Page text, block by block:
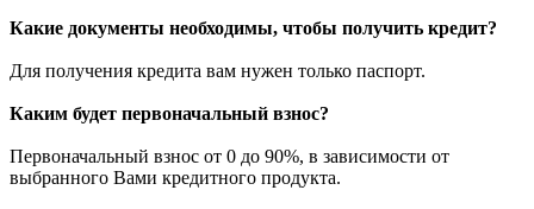
Какие документы необходимы, чтобы получить кредит?
Для получения кредита вам нужен только паспорт.
Каким будет первоначальный взнос?
Первоначальный взнос от 0 до 90%, в зависимости от
выбранного Вами кредитного продукта.